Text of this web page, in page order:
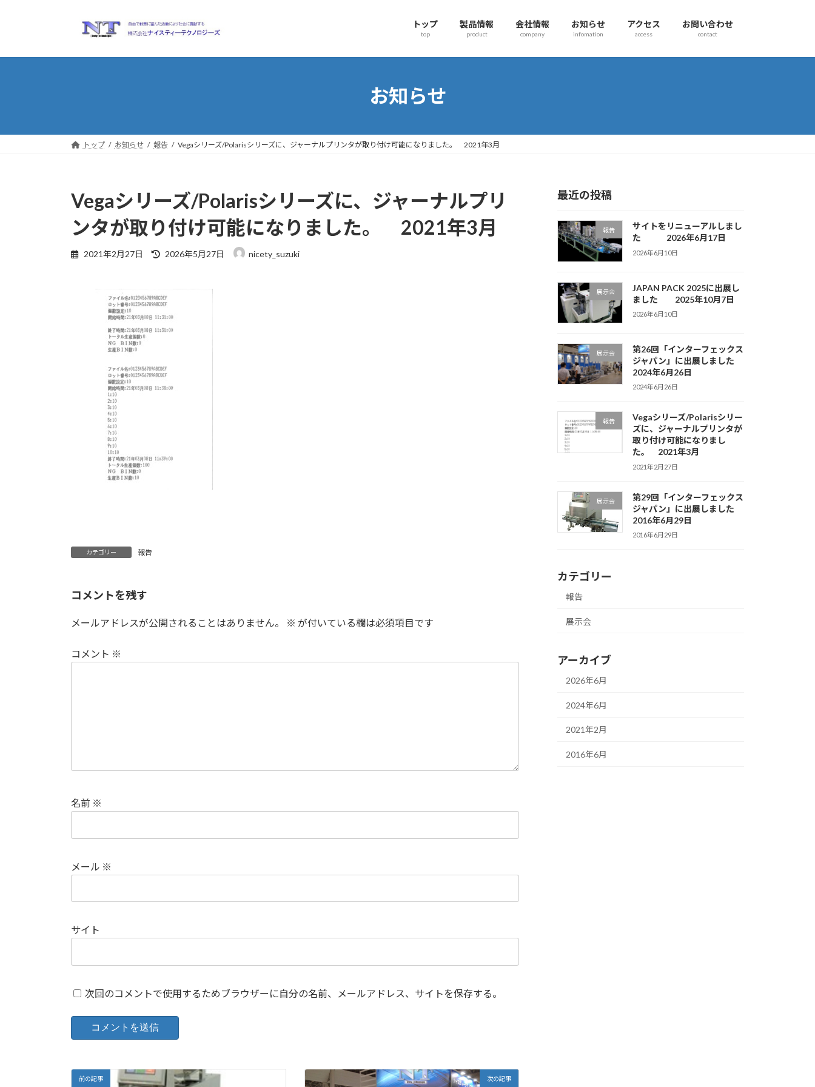
プ
動
トップ
top
製品情報
product
会社情報
company
お知らせ
infomation
アクセス
access
お問い合わせ
contact
お知らせ
トップ お知らせ 報告 Vegaシリーズ/Polarisシリーズに、ジャーナルプリンタが取り付け可能になりました。 2021年3月
Vegaシリーズ/Polarisシリーズに、ジャーナルプリ
ンタが取り付け可能になりました。 2021年3月
2021年2月27日
最
日
2026年5月27日 nicety_suzuki
カテゴリー 報告
コメントを残す
メールアドレスが公開されることはありません。 ※ が付いている欄は必須項目です
コメント ※
名前 ※
メール ※
サイト
次回のコメントで使用するためブラウザーに自分の名前、メールアドレス、サイトを保存する。
前の記事 次の記事
最近の投稿
報告
サイトをリニューアルしまし
た 2026年6月17日
2026年6月10日
展示会
JAPAN PACK 2025に出展し
ました 2025年10月7日
2026年6月10日
展示会
第26回「インターフェックス
ジャパン」に出展しました
2024年6月26日
2024年6月26日
報告
Vegaシリーズ/Polarisシリー
ズに、ジャーナルプリンタが
取り付け可能になりまし
た。 2021年3月
2021年2月27日
展示会
第29回「インターフェックス
ジャパン」に出展しました
2016年6月29日
2016年6月29日
カテゴリー
報告
展示会
アーカイブ
2026年6月
2024年6月
2021年2月
2016年6月